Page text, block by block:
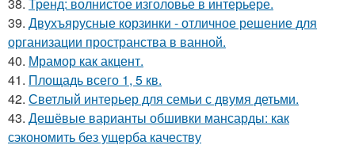
38. Тренд: волнистое изголовье в интерьере.
39. Двухъярусные корзинки - отличное решение для
организации пространства в ванной.
40. Мрамор как акцент.
41. Площадь всего 1, 5 кв.
42. Светлый интерьер для семьи с двумя детьми.
43. Дешёвые варианты обшивки мансарды: как
сэкономить без ущерба качеству